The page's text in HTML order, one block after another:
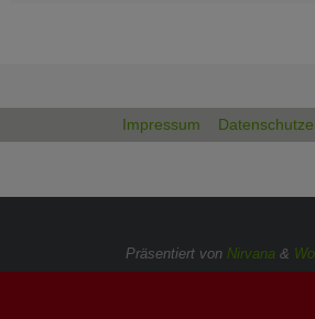
Impressum
Präsentiert von Nirvana &